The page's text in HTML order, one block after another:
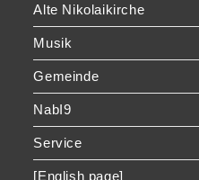
Alte Nikolaikirche
Musik
Gemeinde
NabI9
Service
[English page]